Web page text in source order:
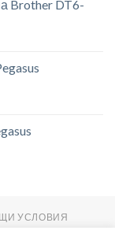
Brother DT6-
УСЛОВИЯ